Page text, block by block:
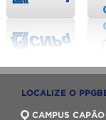
LOCALIZE O
CAMPUS